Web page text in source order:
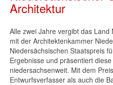
Architektur
Alle zwei Jahre vergibt das
mit der Architektenkammer
Niedersächsischen Staatspreis
Ergebnisse und präsentiert
niedersachsenweit. Mit dem
Entwurfsverfasser als auch die